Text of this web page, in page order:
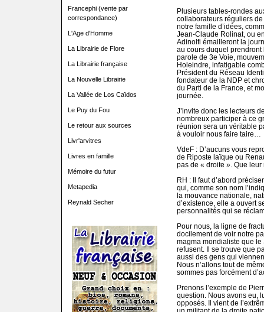
Francephi (vente par
correspondance)
L'Age d'Homme
La Librairie de Flore
La Librairie française
La Nouvelle Librairie
La Vallée de Los Caïdos
Le Puy du Fou
Le retour aux sources
Livr'arvitres
Livres en famille
Mémoire du futur
Metapedia
Reynald Secher
Plusieurs tables-rondes
collaborateurs réguliers
notre famille d’idées,
Jean-Claude Rolinat, ou
Adinolfi émailleront la
au cours duquel prendront
parole de 3e Voie,
Holeindre, infatigable
Président du Réseau
fondateur de la NDP et
du Parti de la France, et
journée.
J’invite donc les lecteurs
nombreux participer à ce
réunion sera un véritable
à vouloir nous faire taire…
VdeF : D’aucuns vous
de Riposte laïque ou
pas de « droite ». Que
RH : Il faut d’abord
qui, comme son nom
la mouvance nationale,
d’existence, elle a ouvert
personnalités qui se
Pour nous, la ligne de
docilement de voir notre
magma mondialiste que le
refusent. Il se trouve que
aussi des gens qui
Nous n’allons tout de
sommes pas forcément
Prenons l’exemple de
question. Nous avons eu,
opposés. Il vient de